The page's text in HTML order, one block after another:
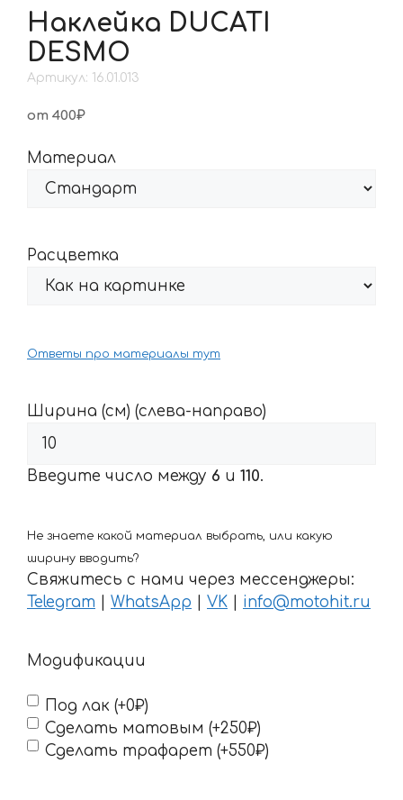
Наклейка DUCATI
DESMO
Артикул: 16.01.013
от 400₽
Материал
Расцветка
Ответы про материалы тут
Ширина (см) (слева-направо)
Введите число между 6 и 110.
Не знаете какой материал выбрать, или какую
ширину вводить?
Свяжитесь с нами через мессенджеры:
Telegram
WhatsApp VK info@motohit.ru
Модификации
Под лак (+0₽)
Сделать матовым (+250₽)
Сделать трафарет (+550₽)